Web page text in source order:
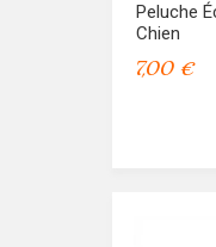
Peluche
Chien
7,00 €